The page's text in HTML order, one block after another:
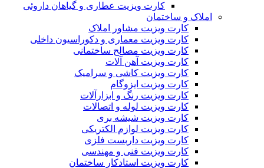
کارت ویزیت عطاری و گیاهان داروئی
املاک و ساختمان
کارت ویزیت مشاور املاک
کارت ویزیت معماری و دکوراسیون داخلی
کارت ویزیت مصالح ساختمانی
کارت ویزیت آهن آلات
کارت ویزیت کاشی و سرامیک
کارت ویزیت ایزوگام
کارت ویزیت رنگ و ابزارآلات
کارت ویزیت لوله و اتصالات
کارت ویزیت شیشه بری
کارت ویزیت لوازم الکتریکی
کارت ویزیت داربست فلزی
کارت ویزیت فنی و مهندسی
کارت ویزیت استادکار ساختمان